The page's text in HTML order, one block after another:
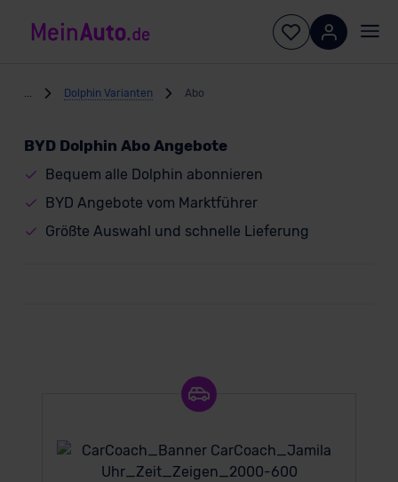
Dolphin Varianten Abo
BYD Dolphin Abo Angebote
Bequem alle Dolphin abonnieren
BYD Angebote vom Marktführer
Größte Auswahl und schnelle Lieferung